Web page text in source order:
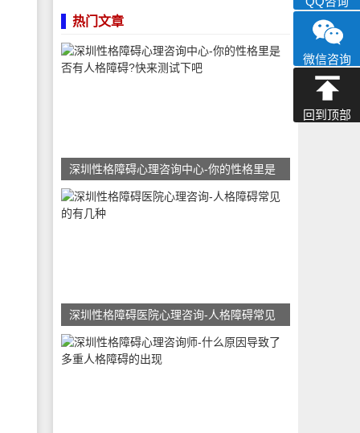
热门文章
深圳性格障碍心理咨询中心-你的性格里是
深圳性格障碍医院心理咨询-人格障碍常见
微信咨询
回到顶部